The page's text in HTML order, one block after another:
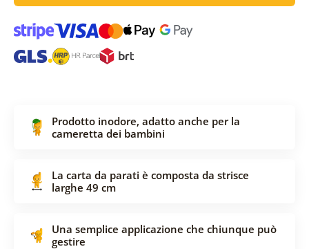
Prodotto inodore, adatto anche per la
cameretta dei bambini
La carta da parati è composta da strisce
larghe 49 cm
Una semplice applicazione che chiunque può
gestire